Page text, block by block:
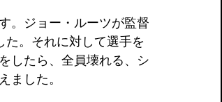
。ジョー・ルーツが監督
。それに対して選手を
したら、全員壊れる、シ
した。